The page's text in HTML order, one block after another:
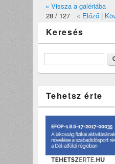
« Vissza a galériába
28 / 127
« Előző |
Keresés
Tehetsz érte